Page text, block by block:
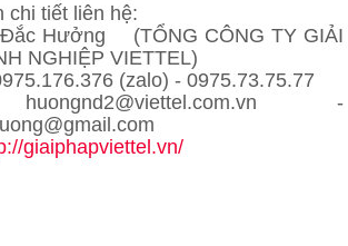
chi tiết liên hệ:
Đắc Hưởng (TỔNG CÔNG TY GIẢI
NGHIỆP VIETTEL)
(zalo) - 0975.73.75.77
-
giaiphapviettel.vn/